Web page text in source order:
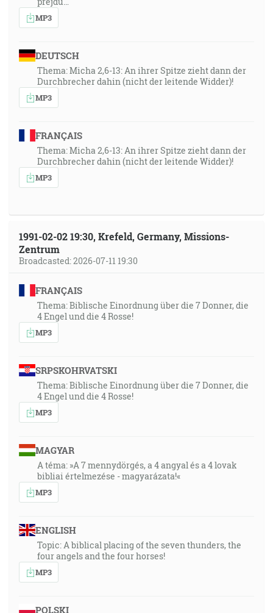
MP3
DEUTSCH
Thema: Micha 2,6-13: An ihrer Spitze zieht dann der
Durchbrecher dahin (nicht der leitende Widder)!
MP3
FRANÇAIS
Thema: Micha 2,6-13: An ihrer Spitze zieht dann der
Durchbrecher dahin (nicht der leitende Widder)!
MP3
1991-02-02 19:30, Krefeld, Germany, Missions-
Zentrum
Broadcasted: 2026-07-11 19:30
FRANÇAIS
Thema: Biblische Einordnung über die 7 Donner, die
4 Engel und die 4 Rosse!
MP3
SRPSKOHRVATSKI
Thema: Biblische Einordnung über die 7 Donner, die
4 Engel und die 4 Rosse!
MP3
MAGYAR
A téma: »A 7 mennydörgés, a 4 angyal és a 4 lovak
bibliai értelmezése - magyarázata!«
MP3
ENGLISH
Topic: A biblical placing of the seven thunders, the
four angels and the four horses!
MP3
POLSKI